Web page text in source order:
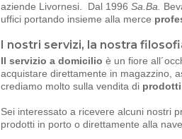
aziende Livornesi. Dal 1996 Sa.Ba.
uffici portando insieme alla merce
I nostri servizi, la nostra
Il servizio a domicilio è un fiore
acquistare direttamente in magazzino,
crediamo molto sulla vendita di
Sei interessato a ricevere alcuni nostri
prodotti in porto o direttamente alla